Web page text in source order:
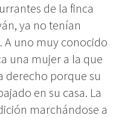
de la finca
ya no tenían
A uno muy conocido
una mujer a la que
derecho porque su
en su casa. La
marchándose a